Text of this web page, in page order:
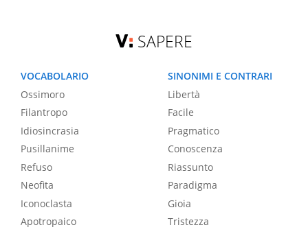
SAPERE
VOCABOLARIO
Ossimoro
Filantropo
Idiosincrasia
Pusillanime
Refuso
Neofita
Iconoclasta
Apotropaico
SINONIMI E CONTRARI
Libertà
Facile
Pragmatico
Conoscenza
Riassunto
Paradigma
Gioia
Tristezza